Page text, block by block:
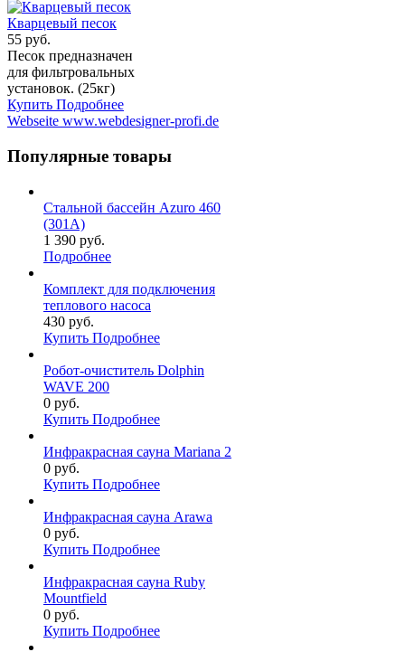
Кварцевый песок
55 руб.
Песок предназначен
для фильтровальных
установок. (25кг)
Купить Подробнее
Webseite www.webdesigner-profi.de
Популярные товары
Стальной бассейн Azuro 460
(301A)
1 390 руб.
Подробнее
Комплект для подключения
теплового насоса
430 руб.
Купить Подробнее
Робот-очиститель Dolphin
WAVE 200
0 руб.
Купить Подробнее
Инфракрасная сауна Mariana 2
0 руб.
Купить Подробнее
Инфракрасная сауна Arawa
0 руб.
Купить Подробнее
Инфракрасная сауна Ruby
Mountfield
0 руб.
Купить Подробнее